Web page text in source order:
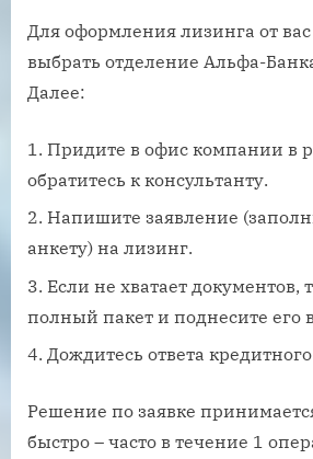
Для оформления лизинга от вас
выбрать отделение Альфа-
Далее:
Придите в офис компании в
обратитесь к консультанту.
Напишите заявление
анкету) на лизинг.
Если не хватает документов,
полный пакет и поднесите его
Дождитесь ответа
Решение по заявке
быстро – часто в течение 1